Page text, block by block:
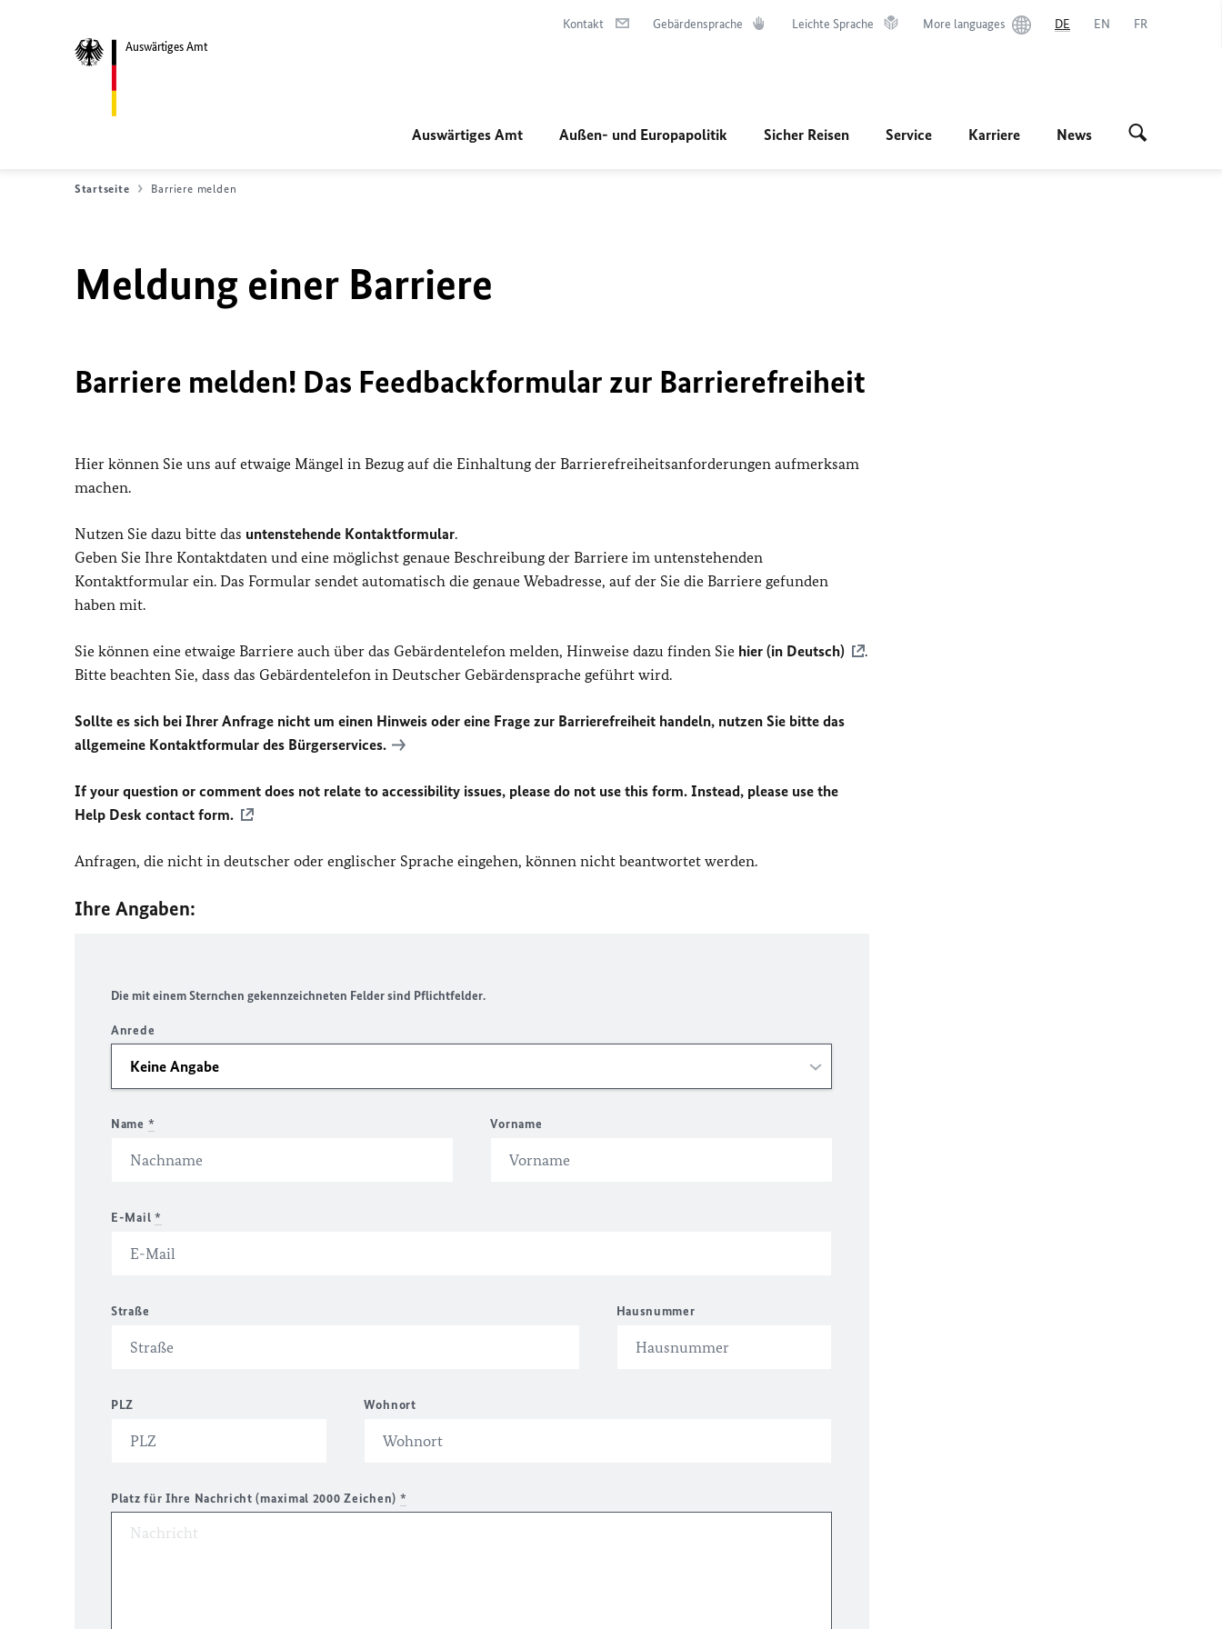
Auswärtiges Amt
Kontakt Gebärdensprache Leichte Sprache More languages DE EN FR
Auswärtiges Amt Außen- und Europapolitik Sicher Reisen Service Karriere News
Startseite Barriere melden
Meldung einer Barriere
Barriere melden! Das Feedbackformular zur Barrierefreiheit
Hier können Sie uns auf etwaige Mängel in Bezug auf die Einhaltung der Barrierefreiheitsanforderungen aufmerksam
machen.
Nutzen Sie dazu bitte das untenstehende Kontaktformular.
Geben Sie Ihre Kontaktdaten und eine möglichst genaue Beschreibung der Barriere im untenstehenden
Kontaktformular ein. Das Formular sendet automatisch die genaue Webadresse, auf der Sie die Barriere gefunden
haben mit.
Sie können eine etwaige Barriere auch über das Gebärdentelefon melden, Hinweise dazu finden Sie hier (in Deutsch)
.
Bitte beachten Sie, dass das Gebärdentelefon in Deutscher Gebärdensprache geführt wird.
Sollte es sich bei Ihrer Anfrage nicht um einen Hinweis oder eine Frage zur Barrierefreiheit handeln, nutzen Sie bitte das
allgemeine Kontaktformular des Bürgerservices.
If your question or comment does not relate to accessibility issues, please do not use this form. Instead, please use the
Help Desk contact form.
Anfragen, die nicht in deutscher oder englischer Sprache eingehen, können nicht beantwortet werden.
Ihre Angaben:
Die mit einem Sternchen gekennzeichneten Felder sind Pflichtfelder.
Anrede
Name * Vorname
E-Mail *
Straße Hausnummer
PLZ Wohnort
Platz für Ihre Nachricht (maximal 2000 Zeichen) *